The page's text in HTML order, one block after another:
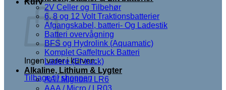
Kurv
Ingen varer i kurven.
Tilbage til shoppen
2V Celler og Tilbehør
6, 8 og 12 Volt Traktionsbatterier
Afgangskabel, batteri- Og Ladestik
Batteri overvågning
BFS og Hydrolink (Aquamatic)
Komplet Gaffeltruck Batteri
Ladere (El-truck)
Alkaline, Lithium & Lygter
AA / Mignon / LR6
AAA / Micro / LR03